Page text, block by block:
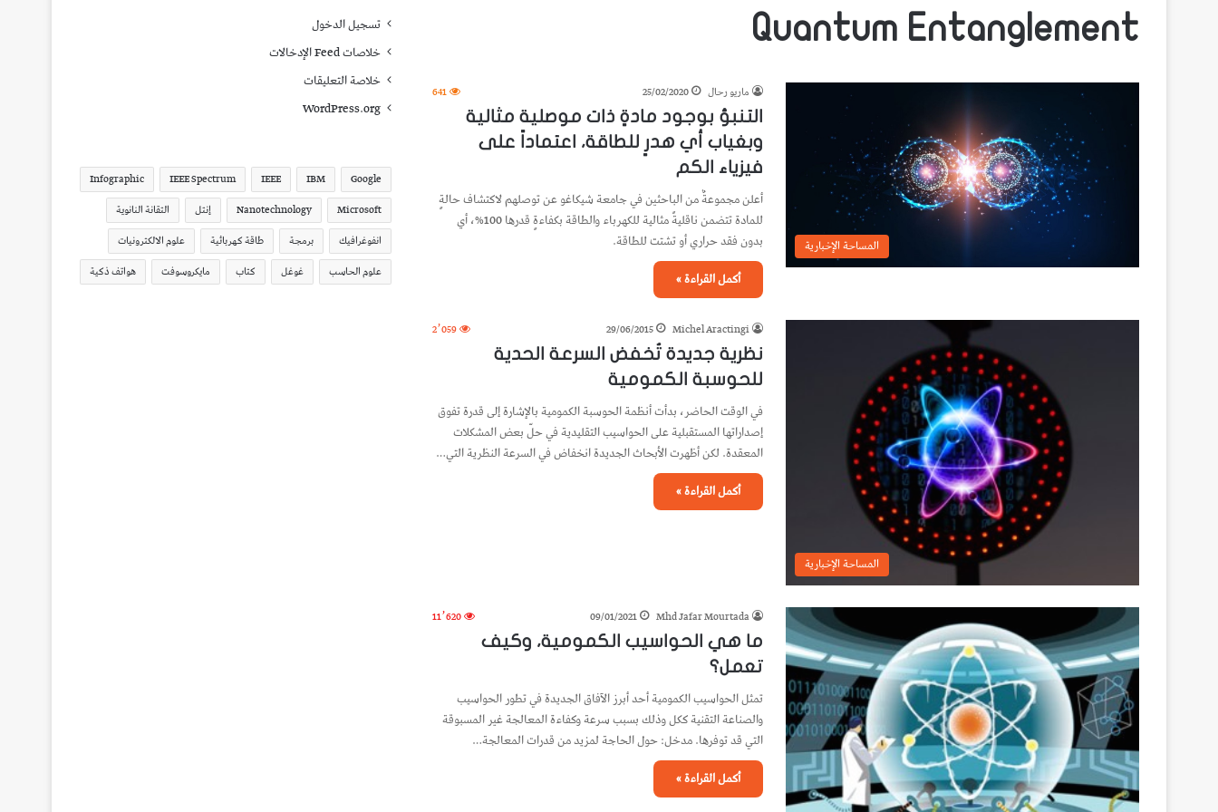
Quantum Entanglement
المساحة الإخبارية
ماريو رحال 25/02/2020
641
التنبؤ بوجود مادةٍ ذات موصلية مثالية
وبغياب أي هدرٍ للطاقة، اعتماداً على
فيزياء الكم
أعلن مجموعةٌ من الباحثين في جامعة شيكاغو عن توصلهم لاكتشاف حالةٍ
للمادة تتضمن ناقليةً مثالية للكهرباء والطاقة بكفاءةٍ قدرها 100%، أي
بدون فقد حراري أو تشتت للطاقة.
أكمل القراءة »
المساحة الإخبارية
Michel Aractingi
29/06/2015
2٬059
نظرية جديدة تُخفض السرعة الحدية
للحوسبة الكمومية
في الوقت الحاضر، بدأت أنظمة الحوسبة الكمومية بالإشارة إلى قدرة تفوق
إصداراتها المستقبلية على الحواسيب التقليدية في حلّ بعض المشكلات
المعقدة. لكن أظهرت الأبحاث الجديدة انخفاض في السرعة النظرية التي…
أكمل القراءة »
Mhd Jafar Mourtada
09/01/2021
11٬620
ما هي الحواسيب الكمومية، وكيف
تعمل؟
تمثل الحواسيب الكمومية أحد أبرز الآفاق الجديدة في تطور الحواسيب
والصناعة التقنية ككل وذلك بسبب سرعة وكفاءة المعالجة غير المسبوقة
التي قد توفرها. مدخل: حول الحاجة لمزيد من قدرات المعالجة…
أكمل القراءة »
تسجيل الدخول
خلاصات Feed الإدخالات
خلاصة التعليقات
WordPress.org
Google
IBM
IEEE
IEEE Spectrum
Infographic
Microsoft
Nanotechnology إنتل
التقانة النانوية
انفوغرافيك
برمجة طاقة كهربائية
علوم الالكترونيات
علوم الحاسب
غوغل كتاب مايكروسوفت هواتف ذكية